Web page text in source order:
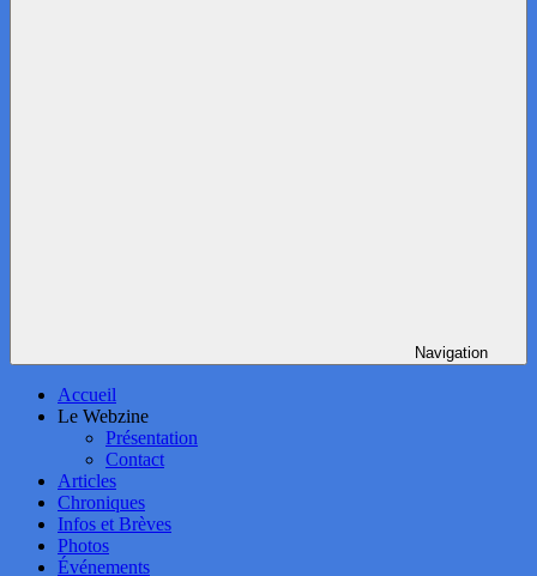
Navigation
Accueil
Le Webzine
Présentation
Contact
Articles
Chroniques
Infos et Brèves
Photos
Événements